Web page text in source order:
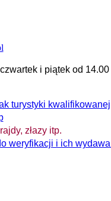
i piątek od
turystyki
złazy itp.
weryfikacji i ich